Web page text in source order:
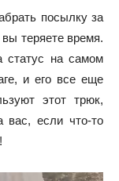
посылку за
теряете время.
статус на самом
и его все еще
этот трюк,
вас, если что-то